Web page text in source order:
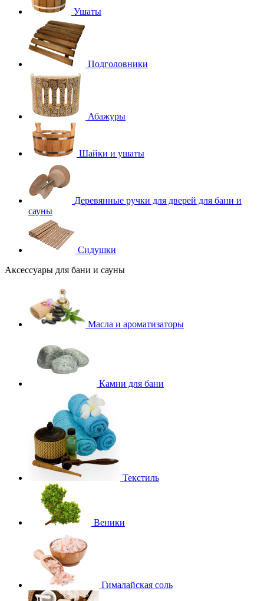
Ушаты
Подголовники
Абажуры
Шайки и ушаты
Деревянные ручки для дверей для бани и
сауны
Сидушки
Аксессуары для бани и сауны
Масла и ароматизаторы
Камни для бани
Текстиль
Веники
Гималайская соль